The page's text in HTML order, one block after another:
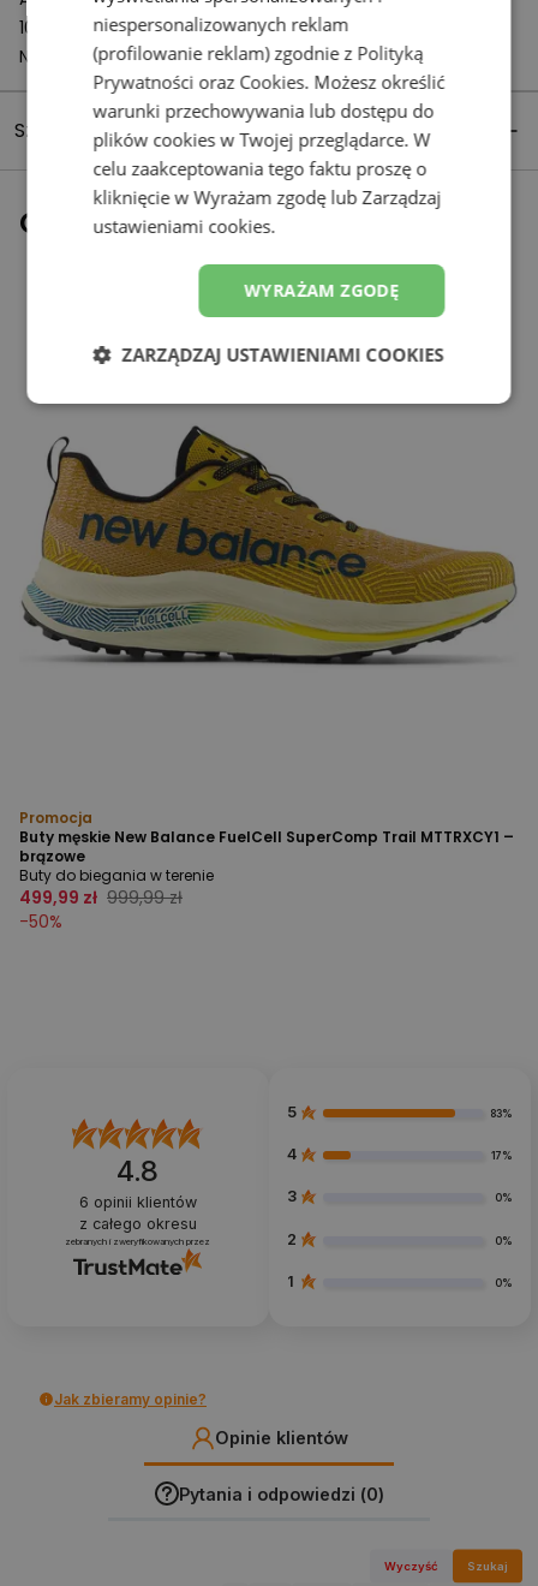
1059 CH Amsterdam
Netherlands
Szczegóły produktu
Ostatnio oglądane
Promocja
Buty męskie New Balance FuelCell SuperComp Trail MTTRXCY1 –
brązowe
Buty do biegania w terenie
499,99 zł 999,99 zł
-50%
4.8
6 opinii klientów
z całego okresu
zebranych i zweryfikowanych przez
5 83%
4 17%
3 0%
2 0%
1 0%
Jak zbieramy opinie?
Opinie klientów
Pytania i odpowiedzi (0)
Wyczyść Szukaj
niespersonalizowanych reklam
(profilowanie reklam) zgodnie z Polityką
Prywatności oraz Cookies. Możesz określić
warunki przechowywania lub dostępu do
plików cookies w Twojej przeglądarce. W
celu zaakceptowania tego faktu proszę o
kliknięcie w Wyrażam zgodę lub Zarządzaj
ustawieniami cookies.
WYRAŻAM ZGODĘ
ZARZĄDZAJ USTAWIENIAMI COOKIES